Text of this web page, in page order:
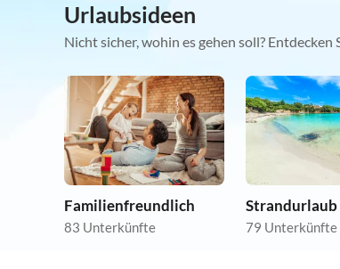
Urlaubsideen
Nicht sicher, wohin es gehen soll?
Familienfreundlich
83 Unterkünfte
Strandurlaub
79 Unterkünfte